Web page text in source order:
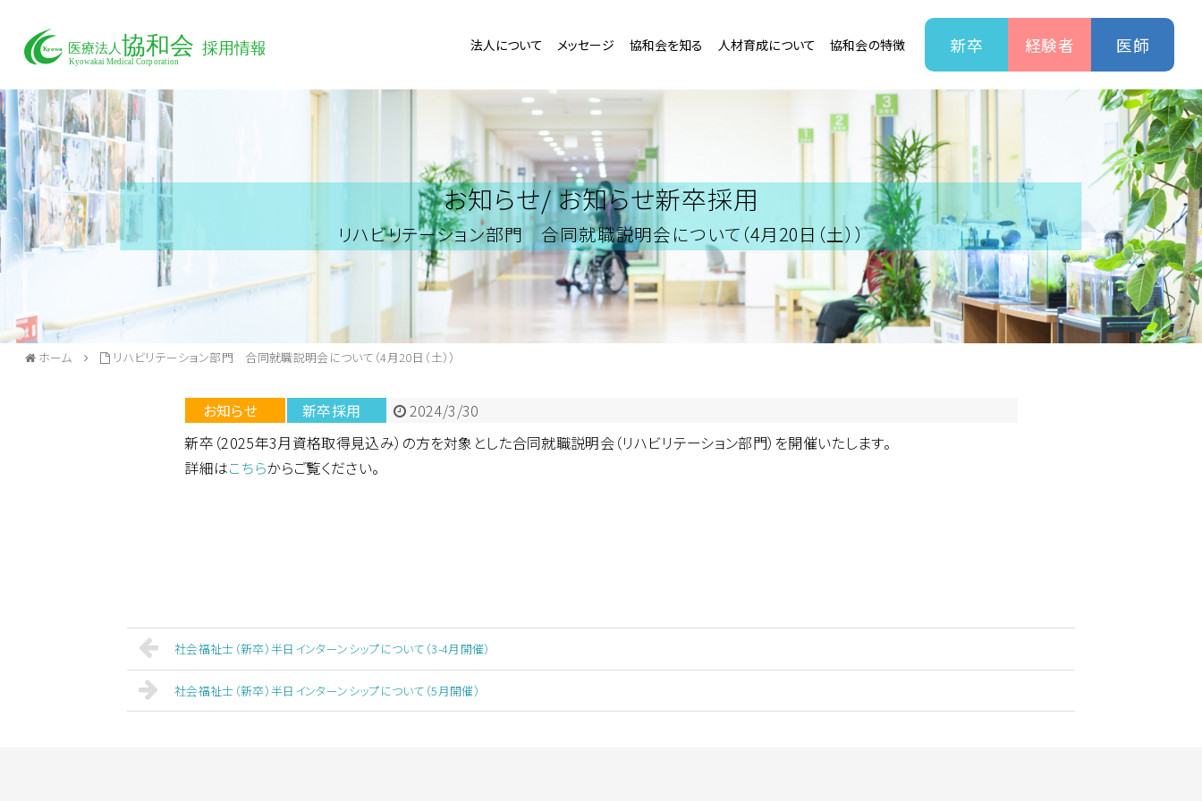
法人について メッセージ 協和会を知る 人材育成について 協和会の特徴 新卒 経験者 医師
お知らせ/お知らせ新卒採用
リハビリテーション部門 合同就職説明会について（4月20日（土））
ホーム リハビリテーション部門 合同就職説明会について（4月20日（土））
お知らせ 新卒採用
2024/3/30
新卒（2025年3月資格取得見込み）の方を対象とした合同就職説明会（リハビリテーション部門）を開催いたします。
詳細はこちらからご覧ください。
社会福祉士（新卒）半日インターンシップについて（3-4月開催）
社会福祉士（新卒）半日インターンシップについて（5月開催）